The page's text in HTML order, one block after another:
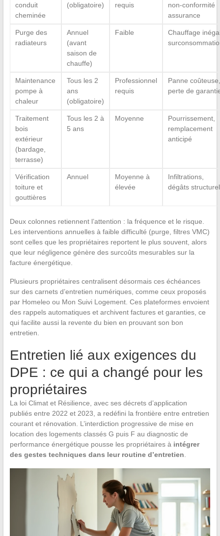
conduit
cheminée
(obligatoire)
requis
non-conformité
assurance
Purge des
radiateurs
Annuel
(avant
saison de
chauffe)
Faible
Chauffage
Maintenance
pompe à
chaleur
Tous les 2
ans
(obligatoire)
Professionnel
requis
Panne coûteuse,
perte de
Traitement
bois
extérieur
(bardage,
terrasse)
Tous les 2 à
5 ans
Moyenne
Pourrissement,
remplacement
anticipé
Vérification
toiture et
gouttières
Annuel
Moyenne à
élevée
Infiltrations,
dégâts
Deux colonnes retiennent l’attention : la fréquence et le risque.
Les interventions annuelles à faible difficulté (purge, filtres VMC)
sont celles que les propriétaires reportent le plus souvent, alors
que leur négligence génère des surcoûts mesurables sur la
facture énergétique.
Plusieurs propriétaires centralisent désormais ces échéances
sur des carnets d’entretien numériques, comme ceux proposés
par Homeleo ou Mon Suivi Logement. Ces plateformes envoient
des rappels automatiques et archivent factures et garanties, ce
qui facilite aussi la revente du bien en prouvant son bon
entretien.
Entretien lié aux exigences du
DPE : ce qui a changé pour les
propriétaires
La loi Climat et Résilience, avec ses décrets d’application
publiés entre 2022 et 2023, a redéfini la frontière entre entretien
courant et rénovation. L’interdiction progressive de mise en
location des logements classés G puis F au diagnostic de
performance énergétique pousse les propriétaires à intégrer
des gestes techniques dans leur routine d’entretien